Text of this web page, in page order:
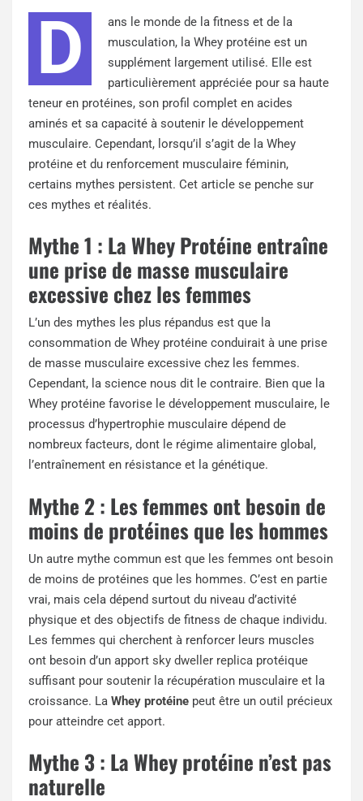
D
ans le monde de la fitness et de la
musculation, la Whey protéine est un
supplément largement utilisé. Elle est
particulièrement appréciée pour sa haute
teneur en protéines, son profil complet en acides
aminés et sa capacité à soutenir le développement
musculaire. Cependant, lorsqu’il s’agit de la Whey
protéine et du renforcement musculaire féminin,
certains mythes persistent. Cet article se penche sur
ces mythes et réalités.
Mythe 1 : La Whey Protéine entraîne
une prise de masse musculaire
excessive chez les femmes
L’un des mythes les plus répandus est que la
consommation de Whey protéine conduirait à une prise
de masse musculaire excessive chez les femmes.
Cependant, la science nous dit le contraire. Bien que la
Whey protéine favorise le développement musculaire, le
processus d’hypertrophie musculaire dépend de
nombreux facteurs, dont le régime alimentaire global,
l’entraînement en résistance et la génétique.
Mythe 2 : Les femmes ont besoin de
moins de protéines que les hommes
Un autre mythe commun est que les femmes ont besoin
de moins de protéines que les hommes. C’est en partie
vrai, mais cela dépend surtout du niveau d’activité
physique et des objectifs de fitness de chaque individu.
Les femmes qui cherchent à renforcer leurs muscles
ont besoin d’un apport sky dweller replica protéique
suffisant pour soutenir la récupération musculaire et la
croissance. La Whey protéine peut être un outil précieux
pour atteindre cet apport.
Mythe 3 : La Whey protéine n’est pas
naturelle